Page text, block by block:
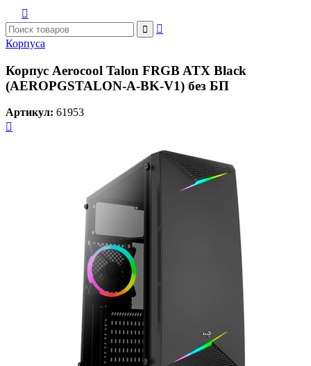



Корпуса
Корпус Aerocool Talon FRGB ATX Black
(AEROPGSTALON-A-BK-V1) без БП
Артикул: 61953
